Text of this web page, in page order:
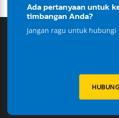
Ada pertanyaan untuk
timbangan Anda?
Jangan ragu untuk hubungi